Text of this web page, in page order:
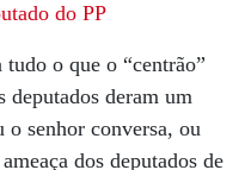
do PP
o que o “centrão”
deputados deram um
o senhor conversa, ou
dos deputados de